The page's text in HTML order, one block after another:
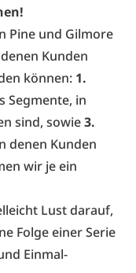
Pine und Gilmore
Kunden
können: 1.
Segmente, in
sind, sowie3.
denen Kunden
wir je ein
Lust darauf,
Folge einer Serie
Einmal-